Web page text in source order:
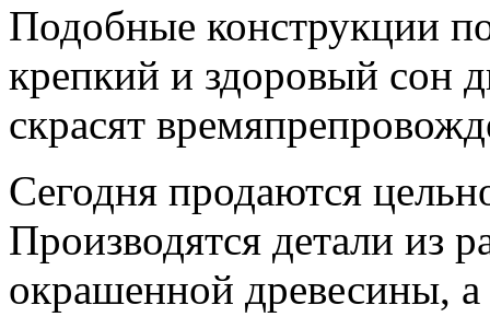
Подобные конструкции
крепкий и здоровый сон
скрасят
Сегодня продаются
Производятся детали из
окрашенной древесины,